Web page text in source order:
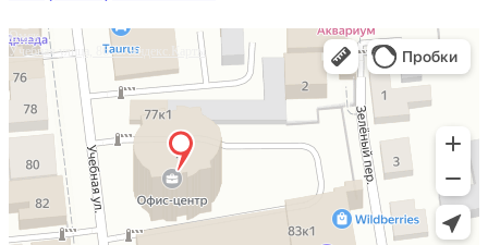
Омск
Учебная улица, 86 — Яндекс.Карты